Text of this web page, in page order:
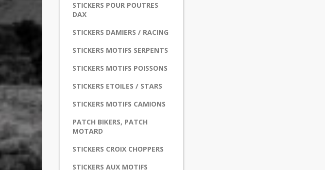
STICKERS POUR POUTRES
DAX
STICKERS DAMIERS / RACING
STICKERS MOTIFS SERPENTS
STICKERS MOTIFS POISSONS
STICKERS ETOILES / STARS
STICKERS MOTIFS CAMIONS
PATCH BIKERS, PATCH
MOTARD
STICKERS CROIX CHOPPERS
STICKERS AUX MOTIFS